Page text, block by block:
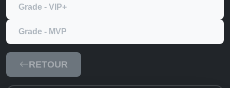
Grade - VIP+
Grade - MVP
RETOUR